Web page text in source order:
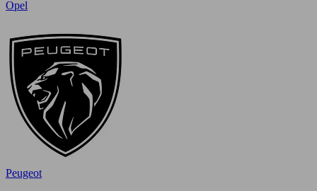
Opel
Peugeot